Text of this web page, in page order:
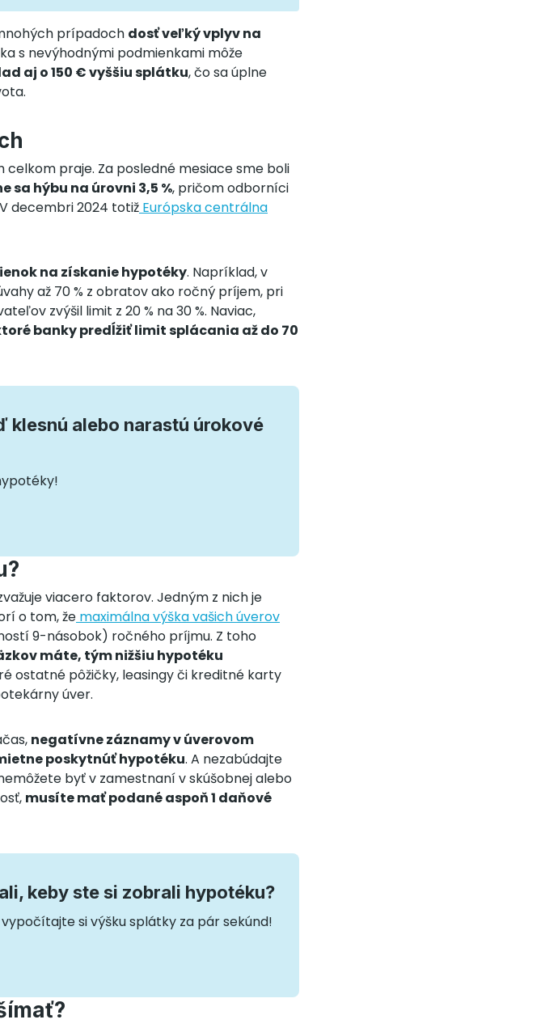
prípadoch dosť veľký vplyv na
s nevýhodnými podmienkami môže
aj o 150 € vyššiu splátku, čo sa úplne
praje. Za posledné mesiace sme boli
sa hýbu na úrovni 3,5 %, pričom odborníci
decembri 2024 totiž Európska centrálna
na získanie hypotéky. Napríklad, v
až 70 % z obratov ako ročný príjem, pri
zvýšil limit z 20 % na 30 %. Naviac,
banky predĺžiť limit splácania až do 70
klesnú alebo narastú úrokové
viacero faktorov. Jedným z nich je
o tom, že maximálna výška vašich úverov
9-násobok) ročného príjmu. Z toho
máte, tým nižšiu hypotéku
ostatné pôžičky, leasingy či kreditné karty
úver.
negatívne záznamy v úverovom
poskytnúť hypotéku. A nezabúdajte
byť v zamestnaní v skúšobnej alebo
musíte mať podané aspoň 1 daňové
keby ste si zobrali hypotéku?
si výšku splátky za pár sekúnd!